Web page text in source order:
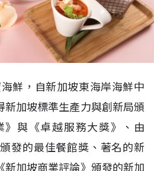
鮮，自新加坡東海岸海鮮中
新加坡標準生產力與創新局頒
與《卓越服務大獎》、由
發的最佳餐館獎、著名的新
新加坡商業評論》頒發的新加